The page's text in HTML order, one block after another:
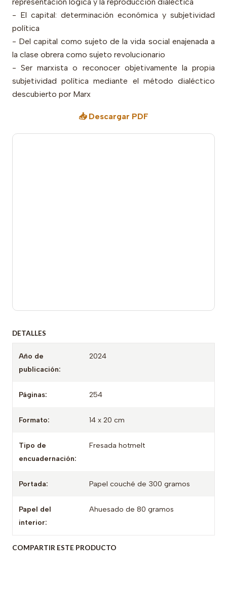
- El capital: determinación económica y subjetividad
política
- Del capital como sujeto de la vida social enajenada a
la clase obrera como sujeto revolucionario
- Ser marxista o reconocer objetivamente la propia
subjetividad política mediante el método dialéctico
descubierto por Marx
📥 Descargar PDF
DETALLES
Año de
publicación:
2024
Páginas: 254
Formato: 14 x 20 cm
Tipo de
encuadernación:
Fresada hotmelt
Portada: Papel couché de 300 gramos
Papel del
interior:
Ahuesado de 80 gramos
COMPARTIR ESTE PRODUCTO